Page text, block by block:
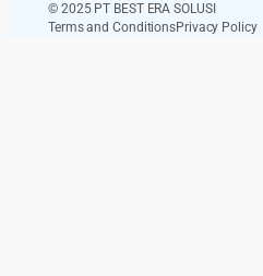
© 2025 PT BEST ERA SOLUSI
Terms and ConditionsPrivacy Policy